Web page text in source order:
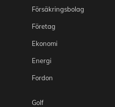
Försäkringsbolag
Företag
Ekonomi
Energi
Fordon
Golf